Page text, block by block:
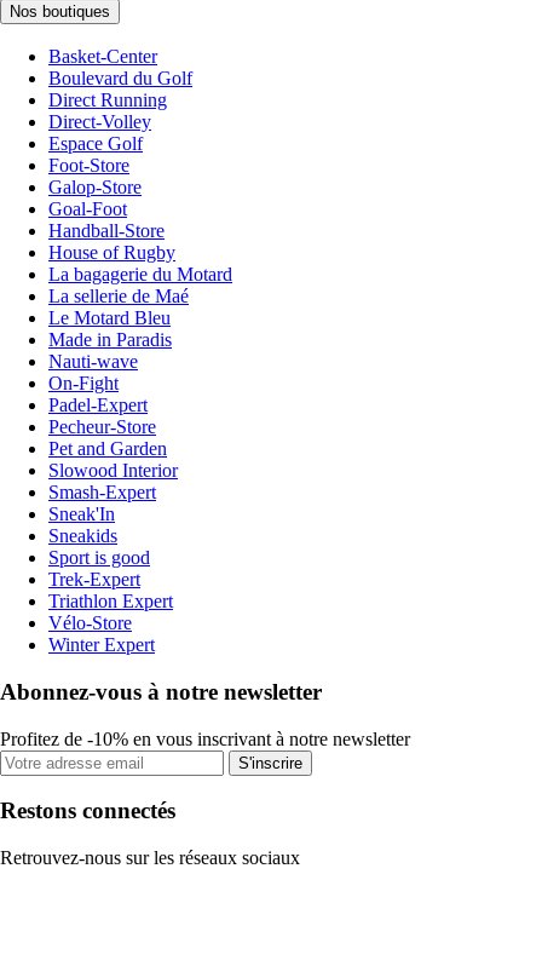
Nos boutiques
Basket-Center
Boulevard du Golf
Direct Running
Direct-Volley
Espace Golf
Foot-Store
Galop-Store
Goal-Foot
Handball-Store
House of Rugby
La bagagerie du Motard
La sellerie de Maé
Le Motard Bleu
Made in Paradis
Nauti-wave
On-Fight
Padel-Expert
Pecheur-Store
Pet and Garden
Slowood Interior
Smash-Expert
Sneak'In
Sneakids
Sport is good
Trek-Expert
Triathlon Expert
Vélo-Store
Winter Expert
Abonnez-vous à notre newsletter
Profitez de -10% en vous inscrivant à notre newsletter
S'inscrire
Restons connectés
Retrouvez-nous sur les réseaux sociaux